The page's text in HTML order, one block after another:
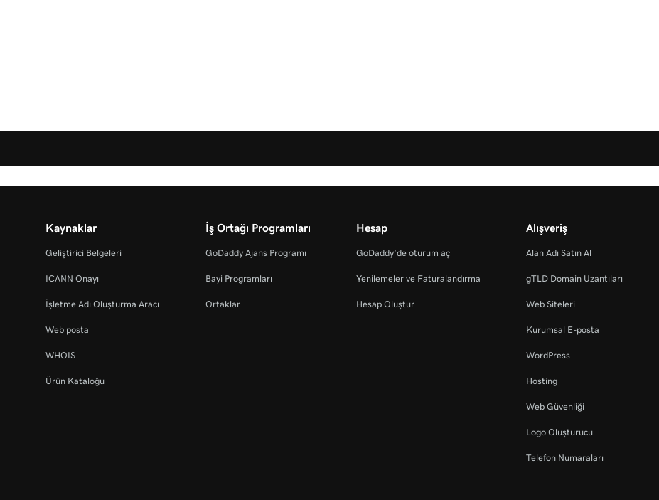
Kaynaklar
Geliştirici Belgeleri
ICANN Onayı
İşletme Adı Oluşturma Aracı
Web posta
WHOIS
Ürün Kataloğu
İş Ortağı Programları
GoDaddy Ajans Programı
Bayi Programları
Ortaklar
Hesap
GoDaddy’de oturum aç
Yenilemeler ve Faturalandırma
Hesap Oluştur
Alışveriş
Alan Adı Satın Al
gTLD Domain Uzantıları
Web Siteleri
Kurumsal E-posta
WordPress
Hosting
Web Güvenliği
Logo Oluşturucu
Telefon Numaraları